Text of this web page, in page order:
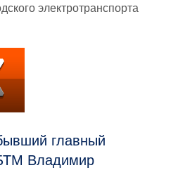
электротранспорта
главный
Владимир